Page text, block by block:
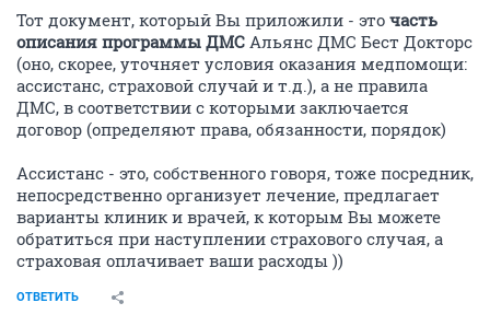
Тот документ, который Вы приложили - это часть
описания программы ДМС Альянс ДМС Бест Докторс
(оно, скорее, уточняет условия оказания медпомощи:
ассистанс, страховой случай и т.д.), а не правила
ДМС, в соответствии с которыми заключается
договор (определяют права, обязанности, порядок)
Ассистанс - это, собственного говоря, тоже посредник,
непосредственно организует лечение, предлагает
варианты клиник и врачей, к которым Вы можете
обратиться при наступлении страхового случая, а
страховая оплачивает ваши расходы ))
ОТВЕТИТЬ